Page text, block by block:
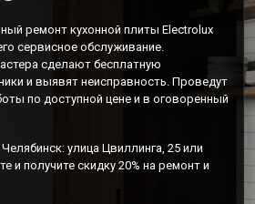
ремонт кухонной плиты Electrolux
сервисное обслуживание.
сделают бесплатную
и выявят неисправность. Проведут
по доступной цене и в оговоренный
улица Цвиллинга, 25 или
и получите скидку 20% на ремонт и